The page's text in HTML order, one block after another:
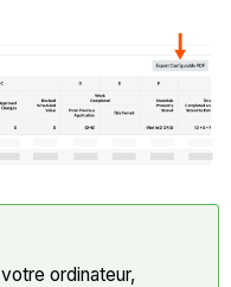
ordinateur,